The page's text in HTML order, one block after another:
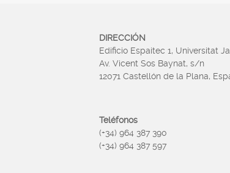
DIRECCIÓN
Edificio Espaitec 1, Universitat
Av. Vicent Sos Baynat, s/n
12071 Castellón de la Plana,
Teléfonos
(+34) 964 387 390
(+34) 964 387 597